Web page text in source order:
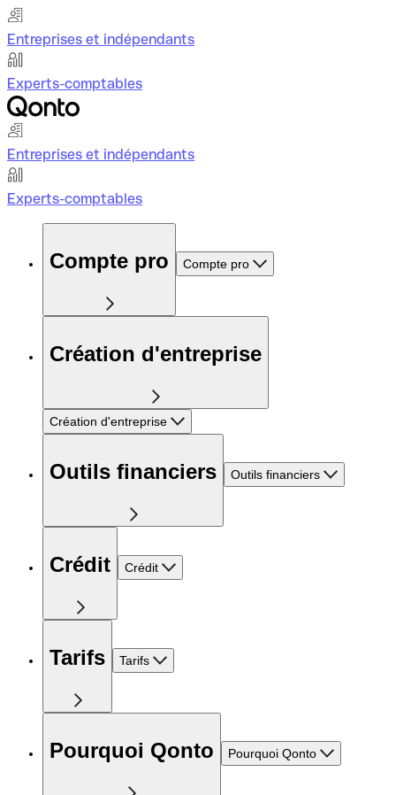
Entreprises et indépendants
Experts-comptables
Entreprises et indépendants
Experts-comptables
Compte pro Compte pro
Création d'entreprise
Création d'entreprise
Outils financiers Outils financiers
Crédit Crédit
Tarifs Tarifs
Pourquoi Qonto Pourquoi Qonto